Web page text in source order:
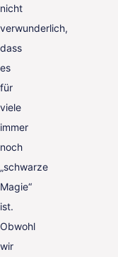
nicht
verwunderlich,
dass
es
für
viele
immer
noch
„schwarze
Magie“
ist.
Obwohl
wir